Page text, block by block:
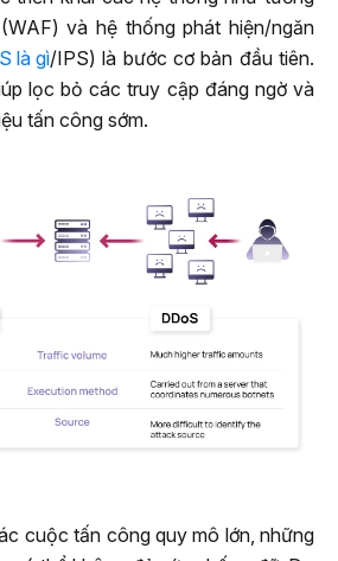
và hệ thống phát hiện/ngăn
là gì/IPS) là bước cơ bản đầu tiên.
lọc bỏ các truy cập đáng ngờ và
tấn công sớm.
cuộc tấn công quy mô lớn, những